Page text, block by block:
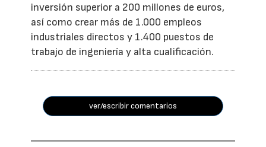
inversión superior a 200 millones de euros,
así como crear más de 1.000 empleos
industriales directos y 1.400 puestos de
trabajo de ingeniería y alta cualificación.
ver/escribir comentarios